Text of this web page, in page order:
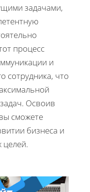
задачами,
процесс
и
сотрудника, что
Освоив
сможете
бизнеса и
целей.